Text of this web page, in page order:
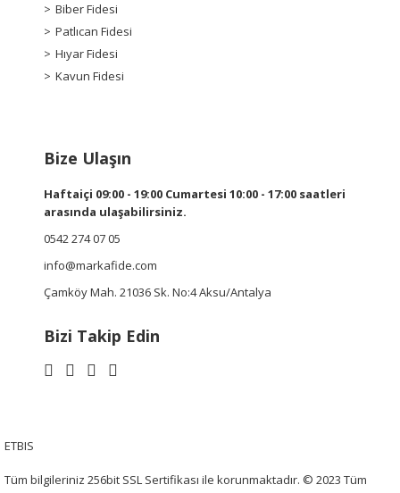
Biber Fidesi
Patlıcan Fidesi
Hıyar Fidesi
Kavun Fidesi
Bize Ulaşın
Haftaiçi 09:00 - 19:00 Cumartesi 10:00 - 17:00 saatleri
arasında ulaşabilirsiniz.
0542 274 07 05
info@markafide.com
Çamköy Mah. 21036 Sk. No:4 Aksu/Antalya
Bizi Takip Edin
ETBIS
Tüm bilgileriniz 256bit SSL Sertifikası ile korunmaktadır. © 2023 Tüm